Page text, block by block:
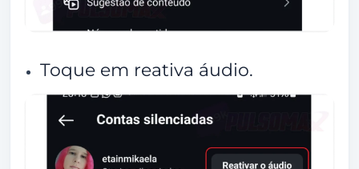
Toque em reativa áudio.